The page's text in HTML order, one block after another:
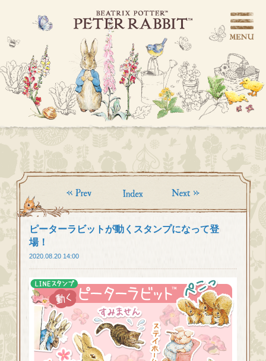
ピーターラビットが動くスタンプになって登
場！
2020.08.20 14:00